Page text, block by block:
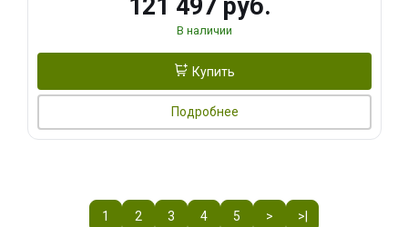
121 497 руб.
В наличии
Купить
Подробнее
1 2 3 4 5 > >|